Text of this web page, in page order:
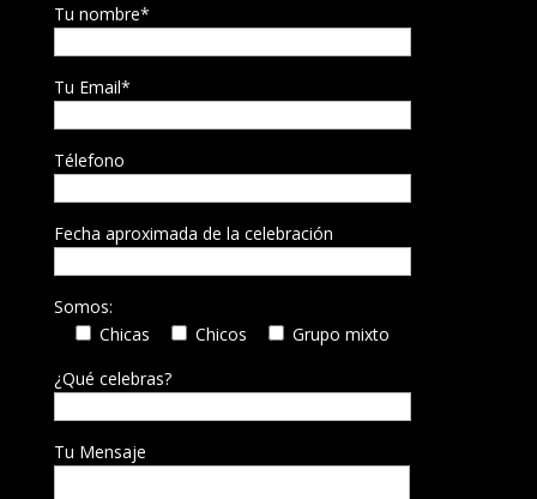
Tu nombre*
Tu Email*
Télefono
Fecha aproximada de la celebración
Somos:
Chicas
Chicos
Grupo mixto
¿Qué celebras?
Tu Mensaje